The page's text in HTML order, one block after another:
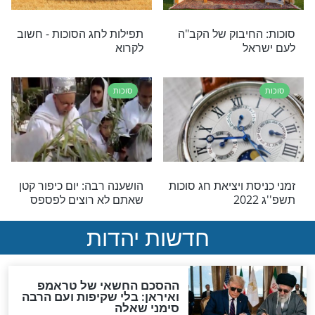
של הערבה
תפילה לקיום מצוות סוכה
סוכות
איך קיבל האב כוחות להציל
את ביתו מטביעה?